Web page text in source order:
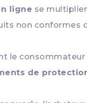
ligne se
non conformes
le
de